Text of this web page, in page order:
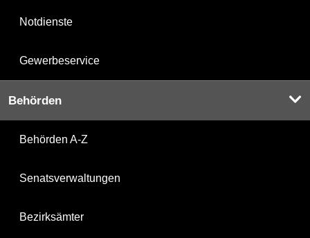
Notdienste
Gewerbeservice
Behörden
Behörden A-Z
Senatsverwaltungen
Bezirksämter